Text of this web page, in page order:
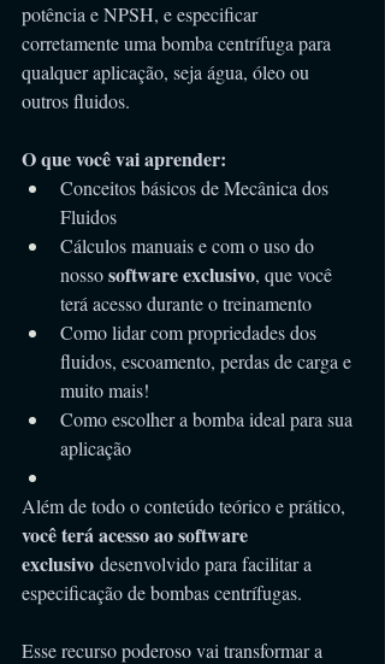
potência e NPSH, e especificar
corretamente uma bomba centrífuga para
qualquer aplicação, seja água, óleo ou
outros fluidos.
O que você vai aprender:
Conceitos básicos de Mecânica dos
Fluidos
Cálculos manuais e com o uso do
nosso software exclusivo, que você
terá acesso durante o treinamento
Como lidar com propriedades dos
fluidos, escoamento, perdas de carga e
muito mais!
Como escolher a bomba ideal para sua
aplicação
Além de todo o conteúdo teórico e prático,
você terá acesso ao software
exclusivo desenvolvido para facilitar a
especificação de bombas centrífugas.
Esse recurso poderoso vai transformar a